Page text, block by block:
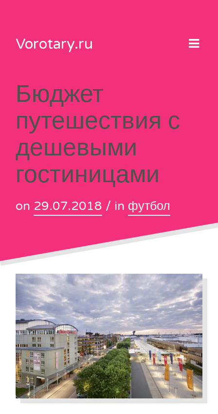
contentVorotary.ru
Бюджет
путешествия с
дешевыми
гостиницами
on 29.07.2018 / in футбол